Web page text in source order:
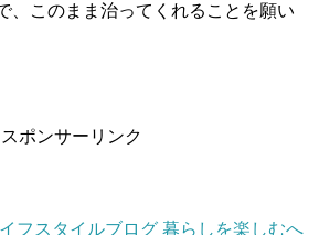
、このまま治ってくれることを願い
スポンサーリンク